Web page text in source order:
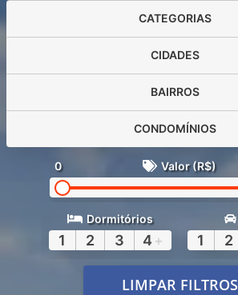
CATEGORIAS
CIDADES
BAIRROS
CONDOMÍNIOS
0 Valor (R$)
Dormitórios
1 2 3 4 + 1 2
LIMPAR FILTROS